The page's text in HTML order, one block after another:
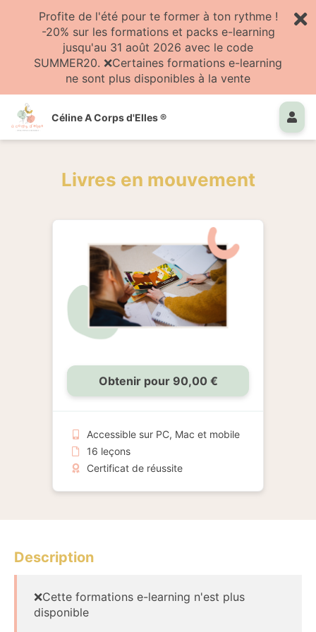
Profite de l'été pour te former à ton rythme !
-20% sur les formations et packs e-learning
jusqu'au 31 août 2026 avec le code
SUMMER20. ❌Certaines formations e-learning
ne sont plus disponibles à la vente
Céline A Corps d'Elles ®
Livres en mouvement
Obtenir pour 90,00 €
Accessible sur PC, Mac et mobile
16 leçons
Certificat de réussite
Description
❌Cette formations e-learning n'est plus
disponible